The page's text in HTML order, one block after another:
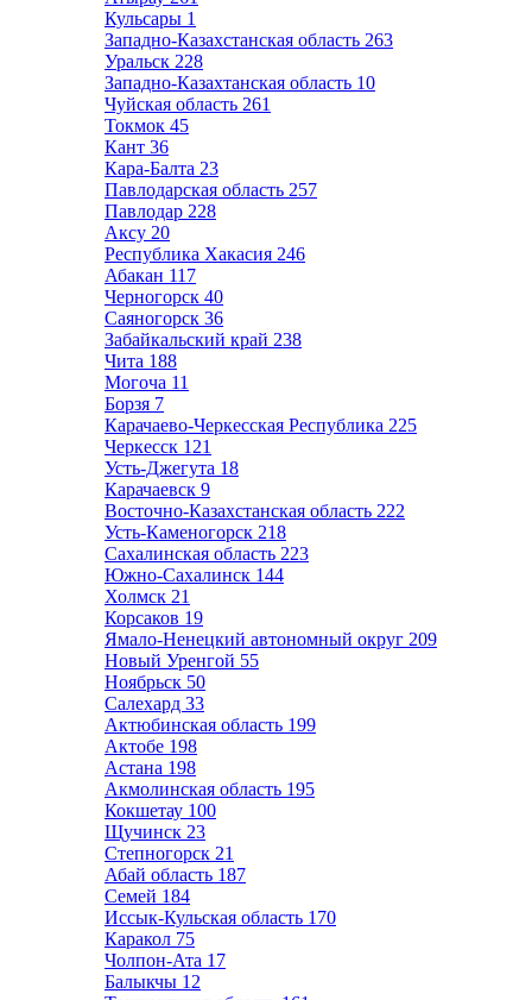
Кульсары 1
Западно-Казахстанская область 263
Уральск 228
Западно-Казахтанская область 10
Чуйская область 261
Токмок 45
Кант 36
Кара-Балта 23
Павлодарская область 257
Павлодар 228
Аксу 20
Республика Хакасия 246
Абакан 117
Черногорск 40
Саяногорск 36
Забайкальский край 238
Чита 188
Могоча 11
Борзя 7
Карачаево-Черкесская Республика 225
Черкесск 121
Усть-Джегута 18
Карачаевск 9
Восточно-Казахстанская область 222
Усть-Каменогорск 218
Сахалинская область 223
Южно-Сахалинск 144
Холмск 21
Корсаков 19
Ямало-Ненецкий автономный округ 209
Новый Уренгой 55
Ноябрьск 50
Салехард 33
Актюбинская область 199
Актобе 198
Астана 198
Акмолинская область 195
Кокшетау 100
Щучинск 23
Степногорск 21
Абай область 187
Семей 184
Иссык-Кульская область 170
Каракол 75
Чолпон-Ата 17
Балыкчы 12